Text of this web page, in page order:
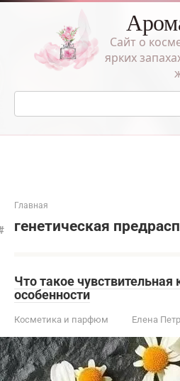
Перейти
Сайт о
ярких
Поиск:
Главная
генетическая
Что такое чувствительная
особенности
Косметика и парфюм Елена